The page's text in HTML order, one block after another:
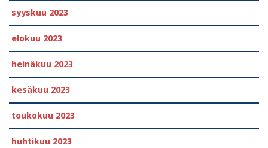
syyskuu 2023
elokuu 2023
heinäkuu 2023
kesäkuu 2023
toukokuu 2023
huhtikuu 2023